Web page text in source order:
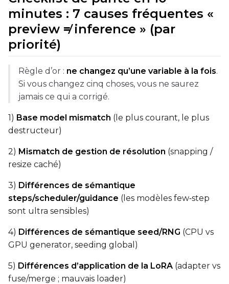
minutes : 7 causes fréquentes «
preview ≠ inference » (par
priorité)
Règle d’or : ne changez qu’une variable à la fois.
Si vous changez cinq choses, vous ne saurez
jamais ce qui a corrigé.
1) Base model mismatch (le plus courant, le plus
destructeur)
2) Mismatch de gestion de résolution (snapping /
resize caché)
3) Différences de sémantique
steps/scheduler/guidance (les modèles few‑step
sont ultra sensibles)
4) Différences de sémantique seed/RNG (CPU vs
GPU generator, seeding global)
5) Différences d’application de la LoRA (adapter vs
fuse/merge ; mauvais loader)